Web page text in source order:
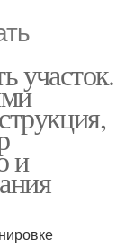
участок.
и